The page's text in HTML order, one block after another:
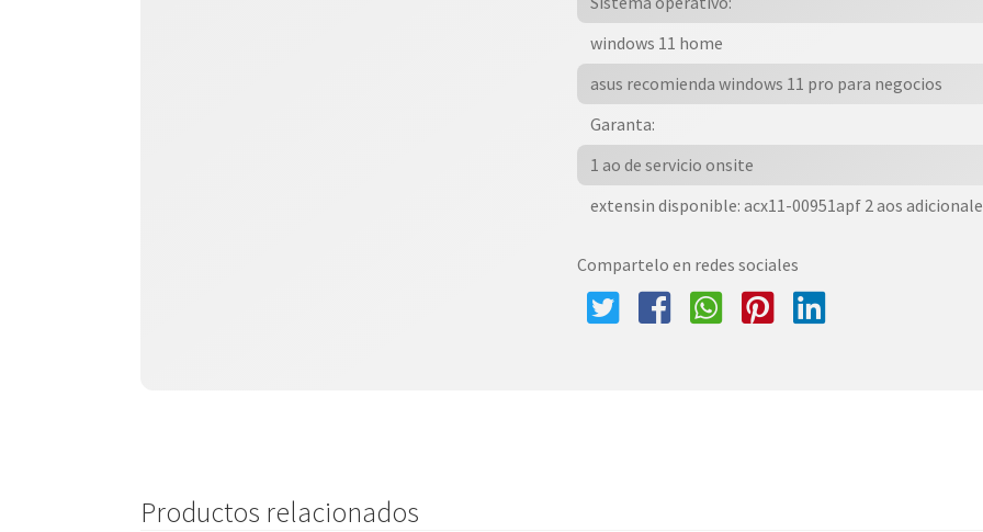
windows 11 home
asus recomienda windows 11 pro para negocios
Garanta:
1 ao de servicio onsite
extensin disponible: acx11-00951apf 2 aos
Compartelo en redes sociales
Productos relacionados